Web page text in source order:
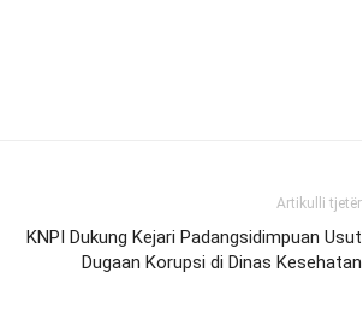
Artikulli tjetër
KNPI Dukung Kejari Padangsidimpuan Usut
Dugaan Korupsi di Dinas Kesehatan